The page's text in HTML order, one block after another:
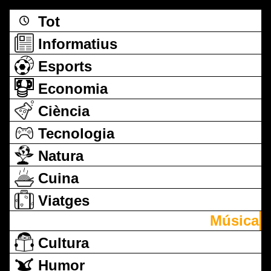
Tot
Informatius
Esports
Economia
Ciència
Tecnologia
Natura
Cuina
Viatges
Música
Cultura
Humor